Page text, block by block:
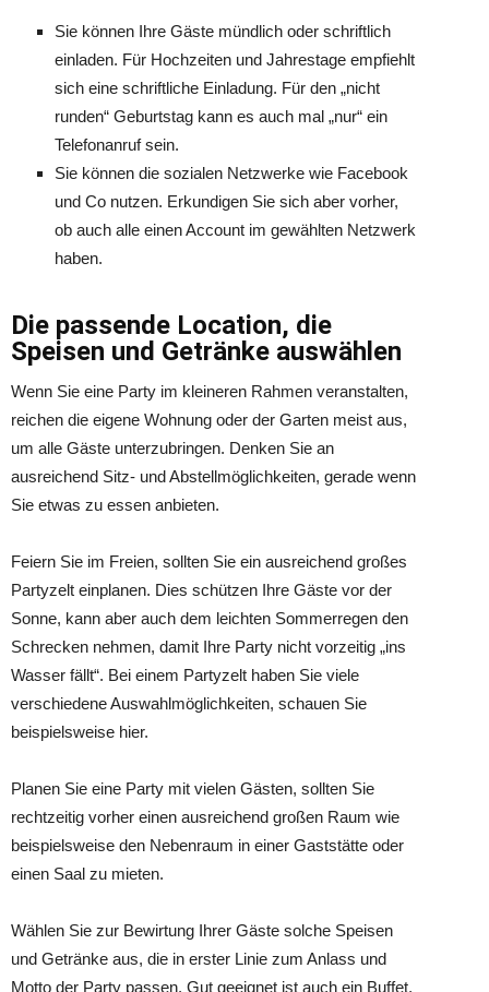
Sie können Ihre Gäste mündlich oder schriftlich
einladen. Für Hochzeiten und Jahrestage empfiehlt
sich eine schriftliche Einladung. Für den „nicht
runden“ Geburtstag kann es auch mal „nur“ ein
Telefonanruf sein.
Sie können die sozialen Netzwerke wie Facebook
und Co nutzen. Erkundigen Sie sich aber vorher,
ob auch alle einen Account im gewählten Netzwerk
haben.
Die passende Location, die
Speisen und Getränke auswählen
Wenn Sie eine Party im kleineren Rahmen veranstalten,
reichen die eigene Wohnung oder der Garten meist aus,
um alle Gäste unterzubringen. Denken Sie an
ausreichend Sitz- und Abstellmöglichkeiten, gerade wenn
Sie etwas zu essen anbieten.
Feiern Sie im Freien, sollten Sie ein ausreichend großes
Partyzelt einplanen. Dies schützen Ihre Gäste vor der
Sonne, kann aber auch dem leichten Sommerregen den
Schrecken nehmen, damit Ihre Party nicht vorzeitig „ins
Wasser fällt“. Bei einem Partyzelt haben Sie viele
verschiedene Auswahlmöglichkeiten, schauen Sie
beispielsweise hier.
Planen Sie eine Party mit vielen Gästen, sollten Sie
rechtzeitig vorher einen ausreichend großen Raum wie
beispielsweise den Nebenraum in einer Gaststätte oder
einen Saal zu mieten.
Wählen Sie zur Bewirtung Ihrer Gäste solche Speisen
und Getränke aus, die in erster Linie zum Anlass und
Motto der Party passen. Gut geeignet ist auch ein Buffet,